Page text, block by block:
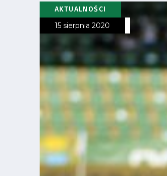
Aktualności
Warta
Fundacja
Biznes
AKTUALNOŚCI
15 sierpnia 2020